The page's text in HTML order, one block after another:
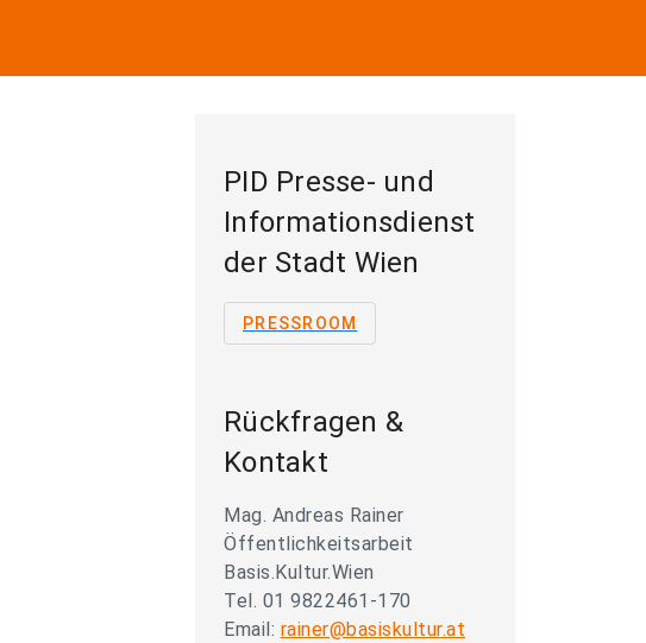
PID Presse- und
Informationsdienst
der Stadt Wien
PRESSROOM
Rückfragen &
Kontakt
Mag. Andreas Rainer
Öffentlichkeitsarbeit
Basis.Kultur.Wien
Tel. 01 9822461-170
Email: rainer@basiskultur.at